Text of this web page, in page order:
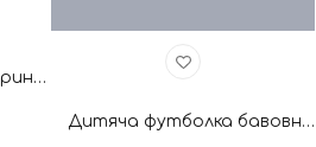
Дитяча футболка з тринитки Coconut Milk. Нова колекція
Дитяча футболка бавовняна блакитна/молоко. Нова колекція